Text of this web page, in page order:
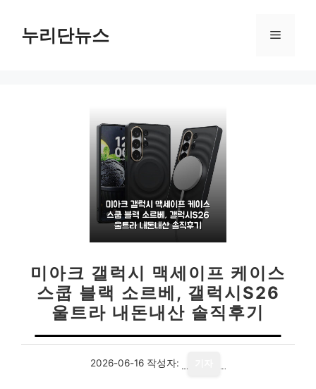
누리단뉴스 메
미아크 갤럭시 맥세이프 케이스
스쿱 블랙 소르베, 갤럭시S26
울트라 내돈내산 솔직후기
2026-06-16 작성자: